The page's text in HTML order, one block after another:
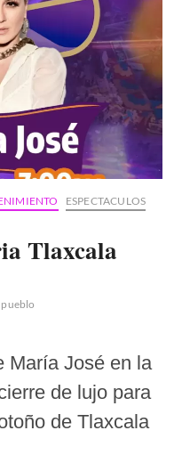
ESPECTACULOS
Tlaxcala
María José en la
de lujo para
de Tlaxcala